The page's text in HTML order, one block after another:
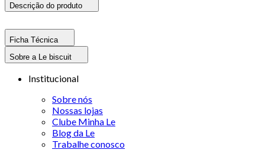
Descrição do produto
Ficha Técnica
Sobre a Le biscuit
Institucional
Sobre nós
Nossas lojas
Clube Minha Le
Blog da Le
Trabalhe conosco